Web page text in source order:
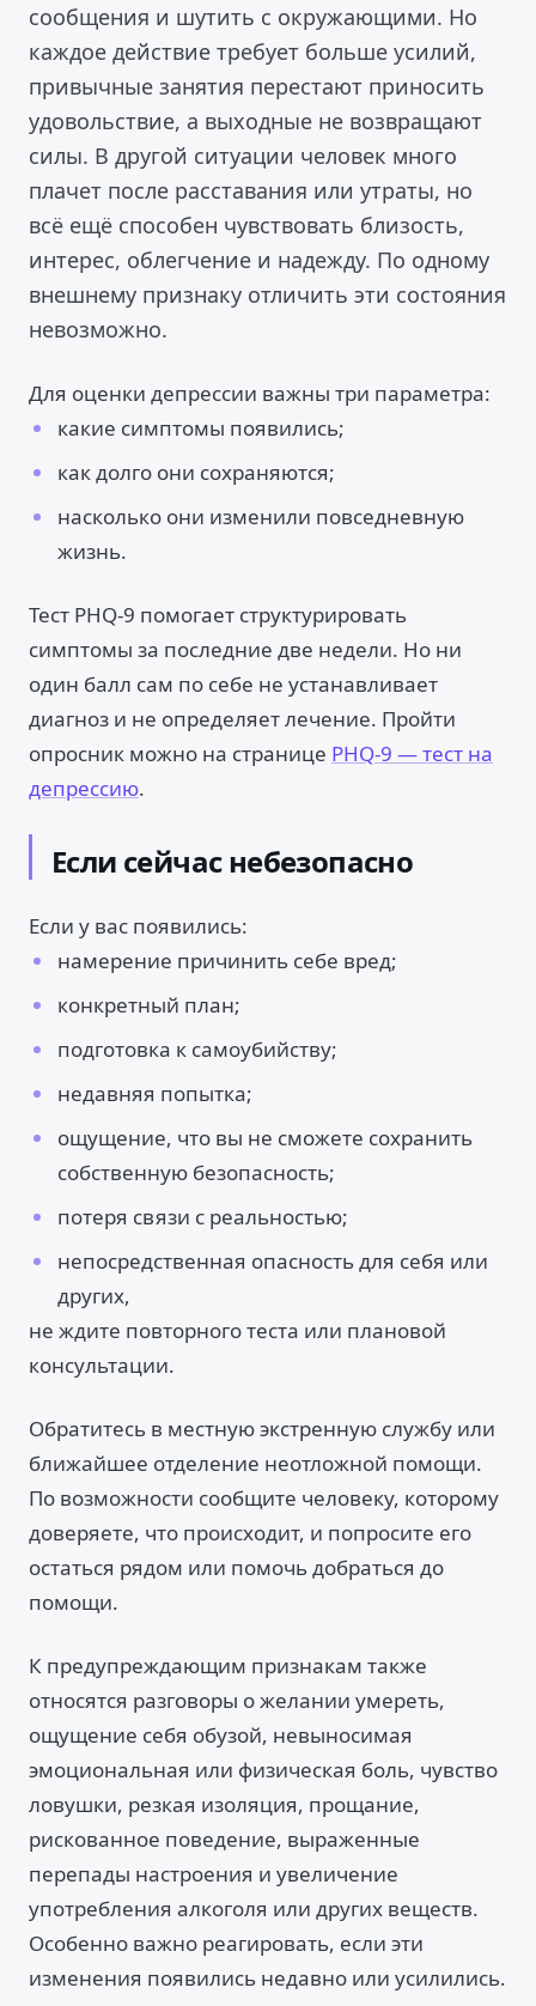
сообщения и шутить с окружающими. Но
каждое действие требует больше усилий,
привычные занятия перестают приносить
удовольствие, а выходные не возвращают
силы. В другой ситуации человек много
плачет после расставания или утраты, но
всё ещё способен чувствовать близость,
интерес, облегчение и надежду. По одному
внешнему признаку отличить эти состояния
невозможно.
Для оценки депрессии важны три параметра:
какие симптомы появились;
как долго они сохраняются;
насколько они изменили повседневную
жизнь.
Тест PHQ-9 помогает структурировать
симптомы за последние две недели. Но ни
один балл сам по себе не устанавливает
диагноз и не определяет лечение. Пройти
опросник можно на странице PHQ-9 — тест на
депрессию.
Если сейчас небезопасно
Если у вас появились:
намерение причинить себе вред;
конкретный план;
подготовка к самоубийству;
недавняя попытка;
ощущение, что вы не сможете сохранить
собственную безопасность;
потеря связи с реальностью;
непосредственная опасность для себя или
других,
не ждите повторного теста или плановой
консультации.
Обратитесь в местную экстренную службу или
ближайшее отделение неотложной помощи.
По возможности сообщите человеку, которому
доверяете, что происходит, и попросите его
остаться рядом или помочь добраться до
помощи.
К предупреждающим признакам также
относятся разговоры о желании умереть,
ощущение себя обузой, невыносимая
эмоциональная или физическая боль, чувство
ловушки, резкая изоляция, прощание,
рискованное поведение, выраженные
перепады настроения и увеличение
употребления алкоголя или других веществ.
Особенно важно реагировать, если эти
изменения появились недавно или усилились.